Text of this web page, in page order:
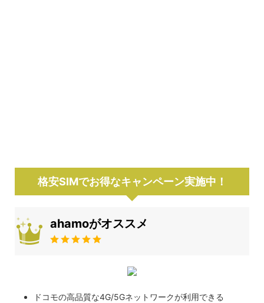
格安SIMでお得なキャンペーン実施中！
ahamoがオススメ
ドコモの高品質な4G/5Gネットワークが利用できる